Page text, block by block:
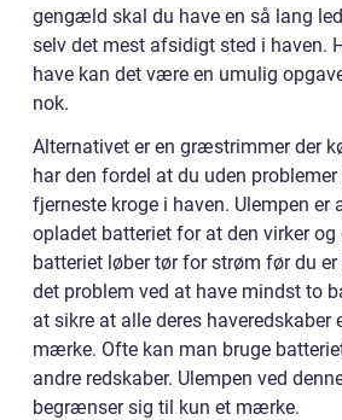
gengæld skal du have en så lang
selv det mest afsidigt sted i haven.
have kan det være en umulig
nok.
Alternativet er en græstrimmer der
har den fordel at du uden
fjerneste kroge i haven. Ulempen er
opladet batteriet for at den virker og
batteriet løber tør for strøm før du
det problem ved at have mindst to
at sikre at alle deres haveredskaber
mærke. Ofte kan man bruge
andre redskaber. Ulempen ved
begrænser sig til kun et mærke.